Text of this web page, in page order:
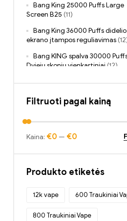
Bang King 25000 Puffs Large
Screen B25 (11)
Bang King 36000 Puffs didelio
ekrano įtampos reguliavimas
Bang KING spalva 30000
Dviejų skonių vienkartiniai (12)
„Bang King Digital“ 15000
Bang King išmanusis ekranas
Puff(10)
Bang Tick Tock 20000
Bang TN12000 Puffs (12)
Bang XXL NT15000 pūstukai
Filtruoti pagal kainą
Kaina: €0 — €0
Produkto etiketės
12k vape 600 Traukiniai
800 Traukiniai Vape